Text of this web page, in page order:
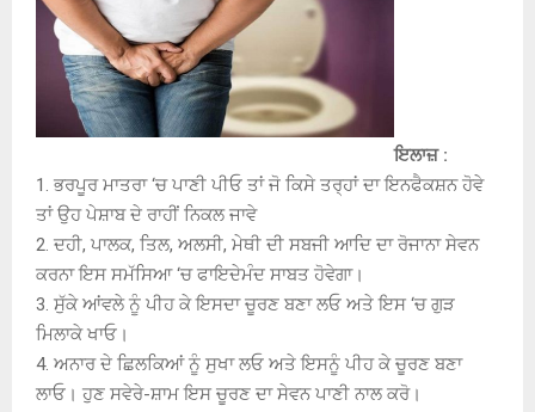
ਇਲਾਜ਼ :
1. ਭਰਪੂਰ ਮਾਤਰਾ ‘ਚ ਪਾਣੀ ਪੀਓ ਤਾਂ ਜੋ ਕਿਸੇ ਤਰ੍ਹਾਂ ਦਾ ਇਨਫੈਕਸ਼ਨ ਹੋਵੇ
ਤਾਂ ਉਹ ਪੇਸ਼ਾਬ ਦੇ ਰਾਹੀਂ ਨਿਕਲ ਜਾਵੇ
2. ਦਹੀ, ਪਾਲਕ, ਤਿਲ, ਅਲਸੀ, ਮੇਥੀ ਦੀ ਸਬਜੀ ਆਦਿ ਦਾ ਰੋਜਾਨਾ ਸੇਵਨ
ਕਰਨਾ ਇਸ ਸਮੱਸਿਆ ‘ਚ ਫਾਇਦੇਮੰਦ ਸਾਬਤ ਹੋਵੇਗਾ।
3. ਸੁੱਕੇ ਆਂਵਲੇ ਨੂੰ ਪੀਹ ਕੇ ਇਸਦਾ ਚੂਰਣ ਬਣਾ ਲਓ ਅਤੇ ਇਸ ‘ਚ ਗੁੜ
ਮਿਲਾਕੇ ਖਾਓ।
4. ਅਨਾਰ ਦੇ ਛਿਲਕਿਆਂ ਨੂੰ ਸੁਖਾ ਲਓ ਅਤੇ ਇਸਨੂੰ ਪੀਹ ਕੇ ਚੂਰਣ ਬਣਾ
ਲਾਓ। ਹੁਣ ਸਵੇਰੇ-ਸ਼ਾਮ ਇਸ ਚੂਰਣ ਦਾ ਸੇਵਨ ਪਾਣੀ ਨਾਲ ਕਰੋ।